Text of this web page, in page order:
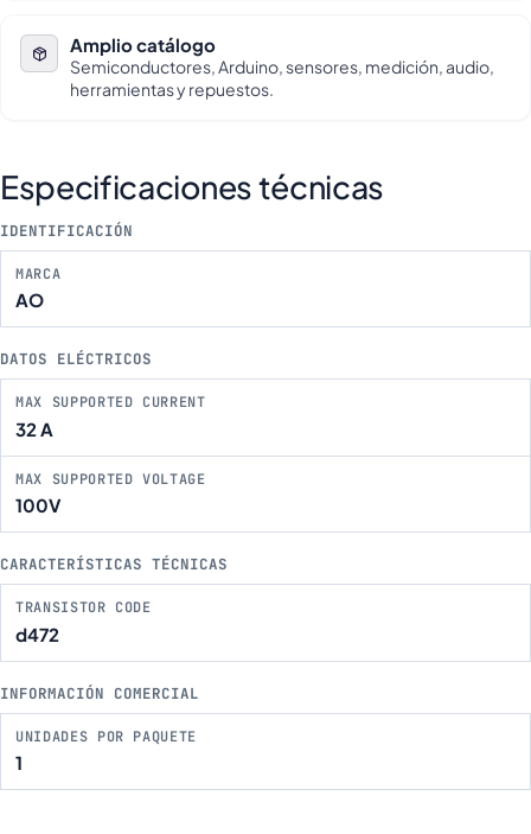
Amplio catálogo
Semiconductores, Arduino, sensores, medición, audio,
herramientas y repuestos.
Especificaciones técnicas
IDENTIFICACIÓN
MARCA
AO
DATOS ELÉCTRICOS
MAX SUPPORTED CURRENT
32 A
MAX SUPPORTED VOLTAGE
100V
CARACTERÍSTICAS TÉCNICAS
TRANSISTOR CODE
d472
INFORMACIÓN COMERCIAL
UNIDADES POR PAQUETE
1